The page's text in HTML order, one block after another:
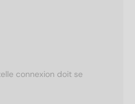
connexion doit se